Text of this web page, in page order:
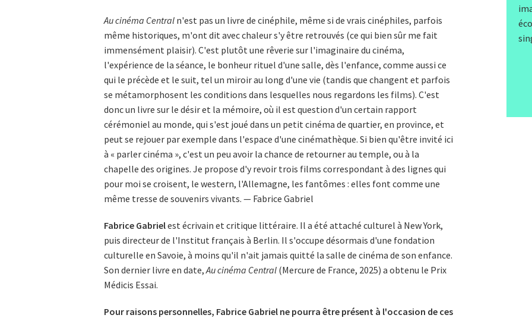
Au cinéma Central n'est pas un livre de cinéphile, même si de vrais cinéphiles, parfois
même historiques, m'ont dit avec chaleur s'y être retrouvés (ce qui bien sûr me fait
immensément plaisir). C'est plutôt une rêverie sur l'imaginaire du cinéma,
l'expérience de la séance, le bonheur rituel d'une salle, dès l'enfance, comme aussi ce
qui le précède et le suit, tel un miroir au long d'une vie (tandis que changent et parfois
se métamorphosent les conditions dans lesquelles nous regardons les films). C'est
donc un livre sur le désir et la mémoire, où il est question d'un certain rapport
cérémoniel au monde, qui s'est joué dans un petit cinéma de quartier, en province, et
peut se rejouer par exemple dans l'espace d'une cinémathèque. Si bien qu'être invité ici
à « parler cinéma », c'est un peu avoir la chance de retourner au temple, ou à la
chapelle des origines. Je propose d'y revoir trois films correspondant à des lignes qui
pour moi se croisent, le western, l'Allemagne, les fantômes : elles font comme une
même tresse de souvenirs vivants. — Fabrice Gabriel
Fabrice Gabrielest écrivain et critique littéraire. Il a été attaché culturel à New York,
puis directeur de l'Institut français à Berlin. Il s'occupe désormais d'une fondation
culturelle en Savoie, à moins qu'il n'ait jamais quitté la salle de cinéma de son enfance.
Son dernier livre en date, Au cinéma Central (Mercure de France, 2025) a obtenu le Prix
Médicis Essai.
Pour raisons personnelles, Fabrice Gabriel ne pourra être présent à l'occasion de ces